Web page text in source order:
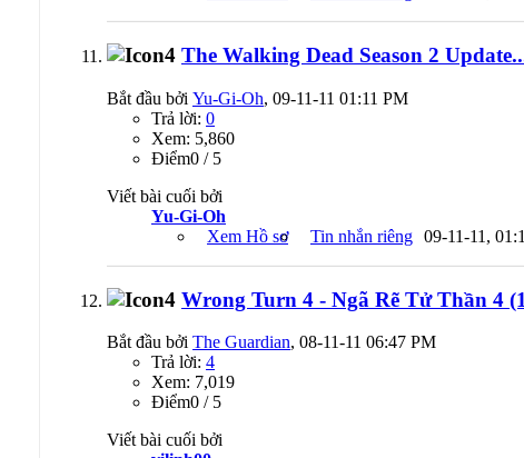
The Walking Dead Season 2
Bắt đầu bởi Yu-Gi-Oh, 09-11-11 01:11 PM
Trả lời: 0
Xem: 5,860
Ðiểm0 / 5
Viết bài cuối bởi
Yu-Gi-Oh
Xem Hồ sơ
Tin nhắn riêng 09-11-11,
Wrong Turn 4 - Ngã Rẽ Tử Thần 4
Bắt đầu bởi The Guardian, 08-11-11 06:47 PM
Trả lời: 4
Xem: 7,019
Ðiểm0 / 5
Viết bài cuối bởi